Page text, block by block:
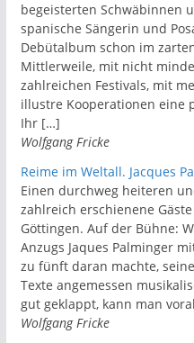
begeisterten Schwäbinnen
spanische Sängerin und
Debütalbum schon im
Mittlerweile, mit nicht
zahlreichen Festivals, mit
illustre Kooperationen eine
Ihr […]
Wolfgang Fricke
Reime im Weltall. Jacques
Einen durchweg heiteren
zahlreich erschienene
Göttingen. Auf der Bühne:
Anzugs Jaques Palminger
zu fünft daran machte,
Texte angemessen
gut geklappt, kann man
Wolfgang Fricke